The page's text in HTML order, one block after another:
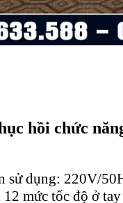
hồi chức
sử dụng: 220V/
mức tốc độ ở tay